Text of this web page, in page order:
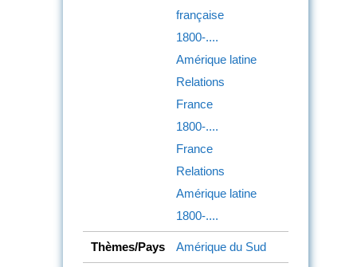
française
1800-....
Amérique latine
Relations
France
1800-....
France
Relations
Amérique latine
1800-....
Thèmes/Pays Amérique du Sud